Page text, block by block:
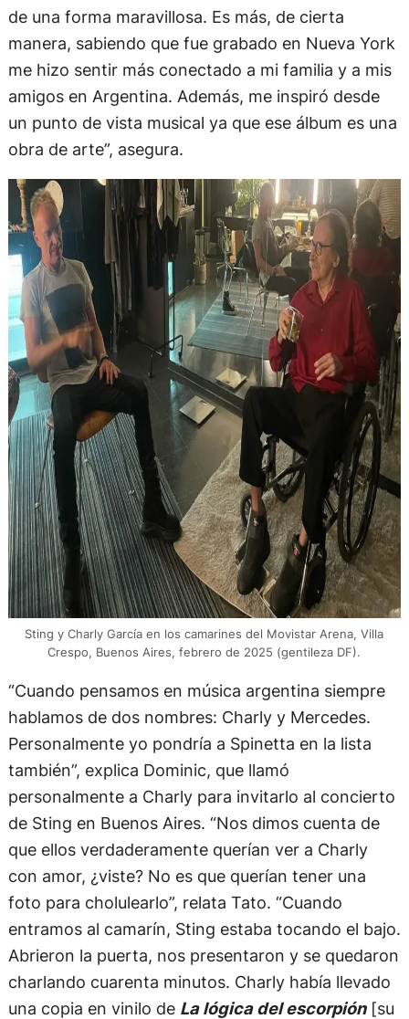
de una forma maravillosa. Es más, de cierta
manera, sabiendo que fue grabado en Nueva York
me hizo sentir más conectado a mi familia y a mis
amigos en Argentina. Además, me inspiró desde
un punto de vista musical ya que ese álbum es una
obra de arte”, asegura.
Sting y Charly García en los camarines del Movistar Arena, Villa
Crespo, Buenos Aires, febrero de 2025 (gentileza DF).
“Cuando pensamos en música argentina siempre
hablamos de dos nombres: Charly y Mercedes.
Personalmente yo pondría a Spinetta en la lista
también”, explica Dominic, que llamó
personalmente a Charly para invitarlo al concierto
de Sting en Buenos Aires. “Nos dimos cuenta de
que ellos verdaderamente querían ver a Charly
con amor, ¿viste? No es que querían tener una
foto para cholulearlo”, relata Tato. “Cuando
entramos al camarín, Sting estaba tocando el bajo.
Abrieron la puerta, nos presentaron y se quedaron
charlando cuarenta minutos. Charly había llevado
una copia en vinilo de La lógica del escorpión[su